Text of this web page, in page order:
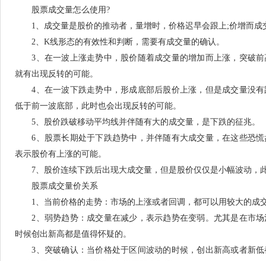
股票成交量怎么使用?
1、成交量是股价的推动者，量增时，价格迟早会跟上;价增而成
2、K线形态的有效性和判断，需要有成交量的确认。
3、在一波上涨走势中，股价随着成交量的增加而上涨，突破前
就有出现反转的可能。
4、在一波下跌走势中，形成底部后股价上涨，但是成交量没有
低于前一波底部，此时也会出现反转的可能。
5、股价跌破移动平均线并伴随有大的成交量，是下跌的征兆。
6、股票长期处于下跌趋势中，并伴随有大成交量，在这些恐慌
表示股价有上涨的可能。
7、股价连续下跌后出现大成交量，但是股价仅仅是小幅波动，
股票成交量价关系
1、当前价格的走势：市场的上涨或者回调，都可以用较大的成
2、弱势趋势：成交量在减少，表示趋势在变弱。尤其是在市场
时候创出新高都是值得怀疑的。
3、突破确认：当价格处于区间波动的时候，创出新高或者新低